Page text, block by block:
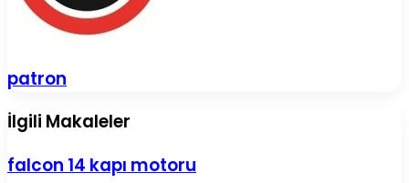
patron
İlgili Makaleler
falcon 14 kapı motoru